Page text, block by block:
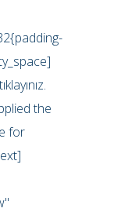
the
for